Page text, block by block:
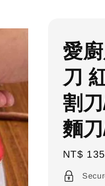
愛
刀
割
麵
Regular
price
NT$ 135